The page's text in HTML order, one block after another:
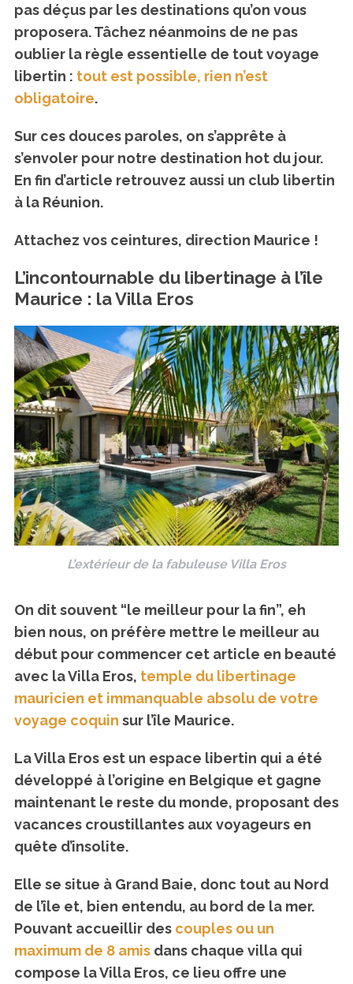
pas déçus par les destinations qu’on vous
proposera. Tâchez néanmoins de ne pas
oublier la règle essentielle de tout voyage
libertin : tout est possible, rien n’est
obligatoire.
Sur ces douces paroles, on s’apprête à
s’envoler pour notre destination hot du jour.
En fin d’article retrouvez aussi un club libertin
à la Réunion.
Attachez vos ceintures, direction Maurice !
L’incontournable du libertinage à l’île
Maurice : la Villa Eros
L’extérieur de la fabuleuse Villa Eros
On dit souvent “le meilleur pour la fin”, eh
bien nous, on préfère mettre le meilleur au
début pour commencer cet article en beauté
avec la Villa Eros, temple du libertinage
mauricien et immanquable absolu de votre
voyage coquin sur l’île Maurice.
La Villa Eros est un espace libertin qui a été
développé à l’origine en Belgique et gagne
maintenant le reste du monde, proposant des
vacances croustillantes aux voyageurs en
quête d’insolite.
Elle se situe à Grand Baie, donc tout au Nord
de l’île et, bien entendu, au bord de la mer.
Pouvant accueillir des couples ou un
maximum de 8 amisdans chaque villa qui
compose la Villa Eros, ce lieu offre une